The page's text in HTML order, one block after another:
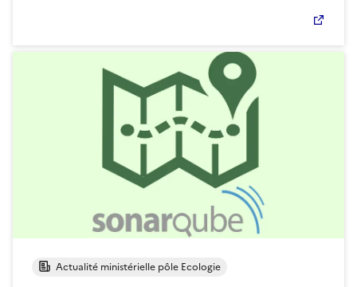
Actualité ministérielle pôle Ecologie